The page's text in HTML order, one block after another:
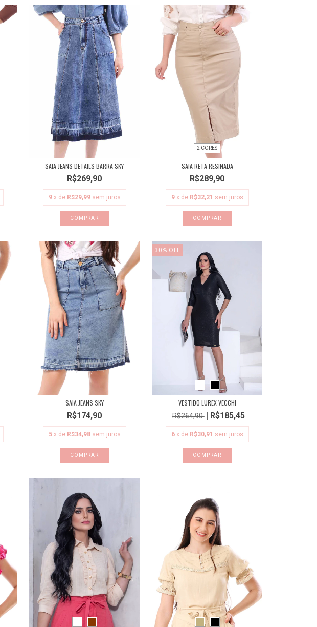
SAIA JEANS DETAILS BARRA SKY
R$269,90
9 x de R$29,99 sem juros
COMPRAR
2 CORES
SAIA RETA RESINADA
R$289,90
9 x de R$32,21 sem juros
COMPRAR
SAIA JEANS SKY
R$174,90
5 x de R$34,98 sem juros
COMPRAR
30% OFF
VESTIDO LUREX VECCHI
R$264,90 R$185,45
6 x de R$30,91 sem juros
COMPRAR